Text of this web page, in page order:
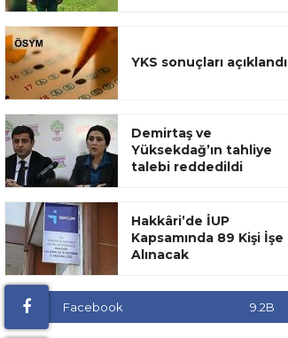
YKS sonuçları açıklandı
Demirtaş ve
Yüksekdağ’ın tahliye
talebi reddedildi
Hakkâri’de İUP
Kapsamında 89 Kişi İşe
Alınacak
Facebook 9.2B